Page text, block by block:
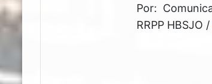
Por:
RRPP HBSJO /